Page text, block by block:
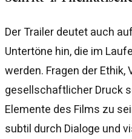
Der Trailer deutet auch
Untertöne hin, die im
werden. Fragen der Ethik,
gesellschaftlicher Druck
Elemente des Films zu
subtil durch Dialoge und